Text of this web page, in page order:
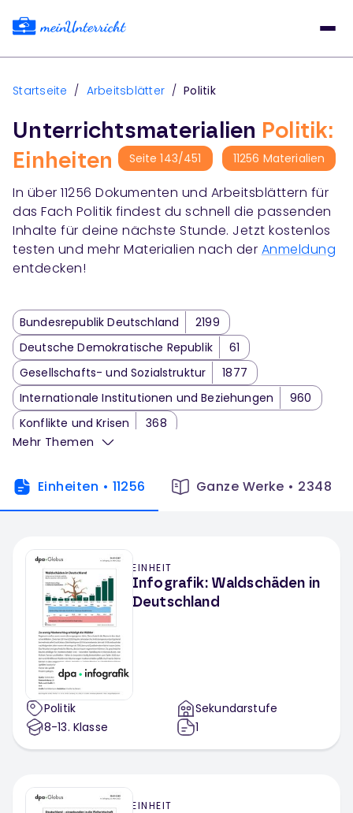
Startseite / Arbeitsblätter / Politik
Unterrichtsmaterialien Politik:
Einheiten
Seite143/451 11256 Materialien
In über 11256 Dokumenten und Arbeitsblättern für
das Fach Politik findest du schnell die passenden
Inhalte für deine nächste Stunde. Jetzt kostenlos
testen und mehr Materialien nach der Anmeldung
entdecken!
Bundesrepublik Deutschland
2199
Deutsche Demokratische Republik
61
Gesellschafts- und Sozialstruktur
1877
Internationale Institutionen und Beziehungen
960
Konflikte und Krisen
368
Politische Systeme
Politikwissenschaft
Digitalpolitik
Mehr Themen
Einheiten • 11256 Ganze Werke • 2348
EINHEIT
Infografik: Waldschäden in
Deutschland
Politik
8-13. Klasse
Sekundarstufe
1
EINHEIT